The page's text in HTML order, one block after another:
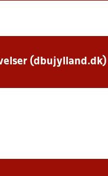
(dbujylland.dk)